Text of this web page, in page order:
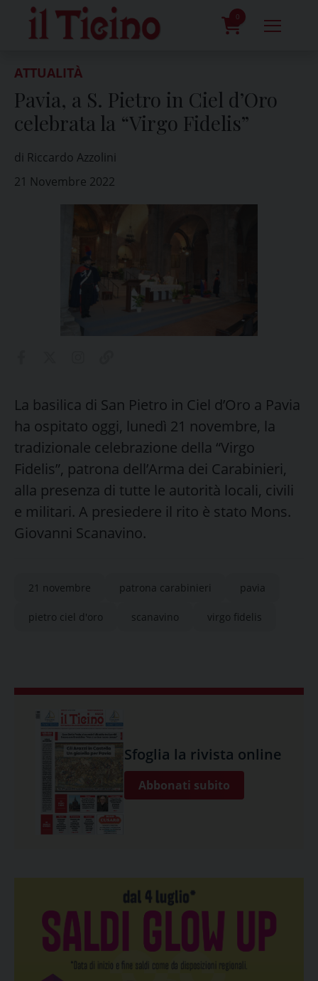
content
0
ATTUALITÀ
Pavia, a S. Pietro in Ciel d’Oro
celebrata la “Virgo Fidelis”
di Riccardo Azzolini
21 Novembre 2022
La basilica di San Pietro in Ciel d’Oro a Pavia
ha ospitato oggi, lunedì 21 novembre, la
tradizionale celebrazione della “Virgo
Fidelis”, patrona dell’Arma dei Carabinieri,
alla presenza di tutte le autorità locali, civili
e militari. A presiedere il rito è stato Mons.
Giovanni Scanavino.
21 novembre patrona carabinieri pavia
pietro ciel d'oro scanavino virgo fidelis
Sfoglia la rivista online
Abbonati subito